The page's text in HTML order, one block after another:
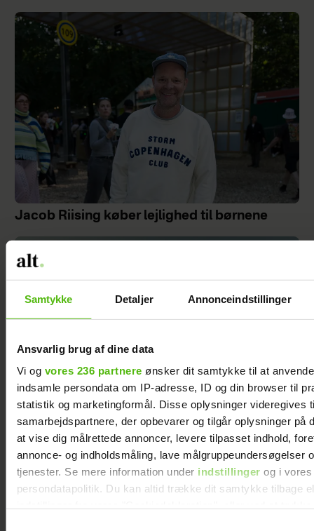
Samtykke Detaljer Annonceindstillinger
Ansvarlig brug af dine data
Vi og vores 236 partnere ønsker dit samtykke til at
indsamle persondata om IP-adresse, ID og din browser til
statistik og marketingformål. Disse oplysninger videregives
samarbejdspartnere, der opbevarer og tilgår oplysninger på
at vise dig målrettede annoncer, levere tilpasset indhold,
annonce- og indholdsmåling, lave målgruppeundersøgelser
tjenester. Se mere information under indstillinger og i vores
persondatapolitik. Du kan altid trække dit samtykke tilbage
Jacob Riising køber lejlighed til børnene
Er det usundt at tracke din sundhed?
Eksperterne er ikke i tvivl